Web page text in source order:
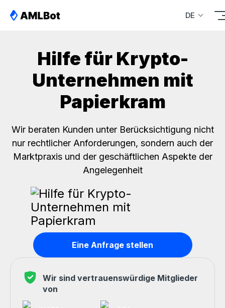
DE
Hilfe für Krypto-
Unternehmen mit
Papierkram
Wir beraten Kunden unter Berücksichtigung nicht
nur rechtlicher Anforderungen, sondern auch der
Marktpraxis und der geschäftlichen Aspekte der
Angelegenheit
Eine Anfrage stellen
Wir sind vertrauenswürdige Mitglieder
von